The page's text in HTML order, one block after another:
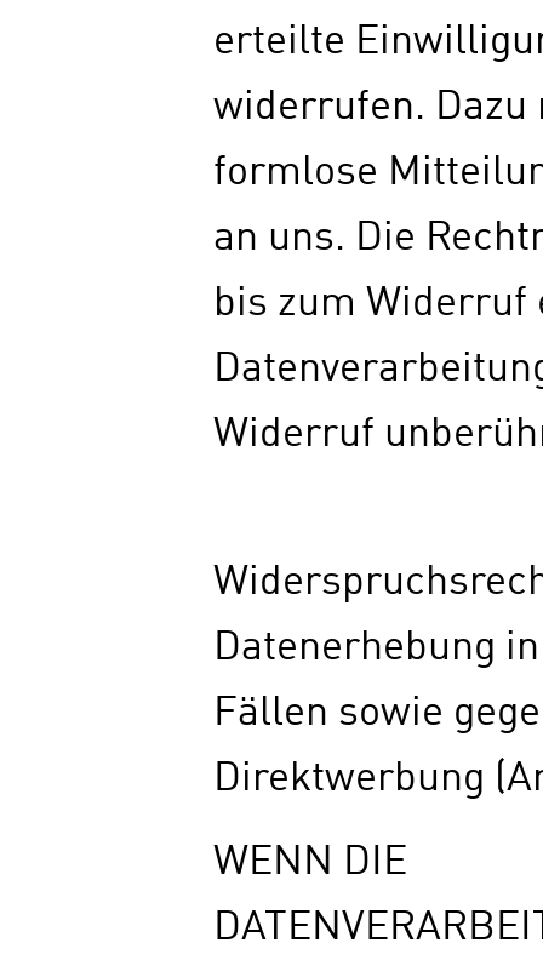
erteilte
widerrufen. Dazu
formlose
an uns. Die
bis zum Widerruf
Widerruf
Datenerhebung
Fällen sowie
Direktwerbung
WENN DIE